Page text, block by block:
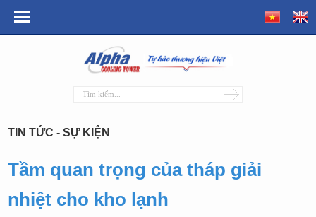
TIN TỨC - SỰ KIỆN
Tầm quan trọng của tháp giải
nhiệt cho kho lạnh